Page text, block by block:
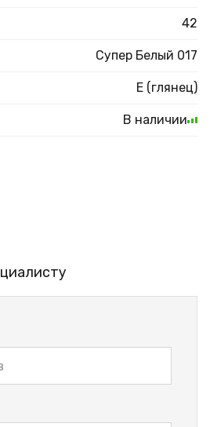
42
Супер Белый 017
E (глянец)
В наличии